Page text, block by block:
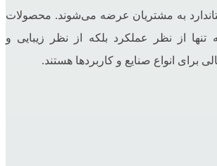
به مشتریان عرضه می‌شوند. محصولات
از نظر عملکرد بلکه از نظر زیبایی و
برای انواع صنایع و کاربردها هستند.